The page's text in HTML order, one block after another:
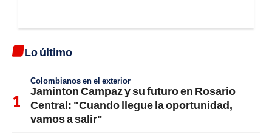
Lo último
Colombianos en el exterior
Jaminton Campaz y su futuro en Rosario
Central: "Cuando llegue la oportunidad,
vamos a salir"